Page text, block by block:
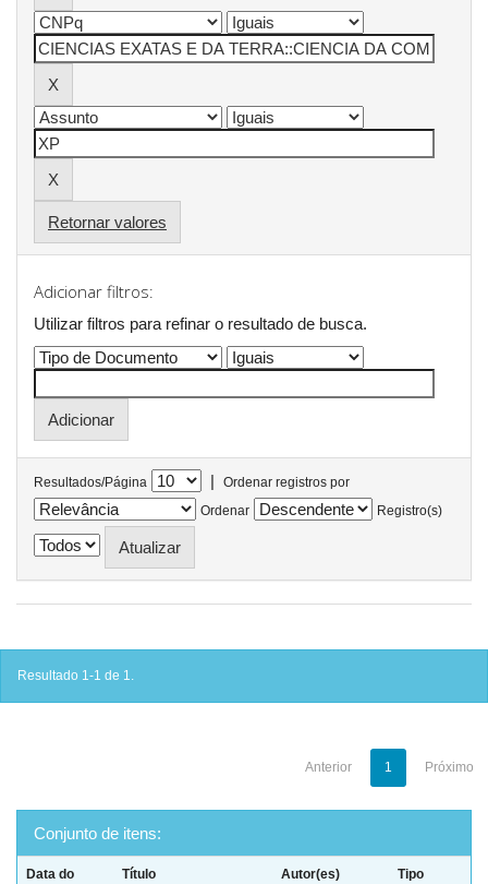
Retornar valores
Adicionar filtros:
Utilizar filtros para refinar o resultado de busca.
Resultados/Página |
Ordenar registros por
Ordenar
Registro(s)
Resultado 1-1 de 1.
Anterior 1 Próximo
Conjunto de itens:
Data do
Título Autor(es) Tipo